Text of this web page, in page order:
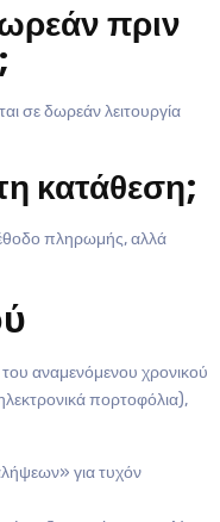
πριν
σε δωρεάν λειτουργία
κατάθεση;
πληρωμής, αλλά
αναμενόμενου χρονικού
πορτοφόλια),
για τυχόν